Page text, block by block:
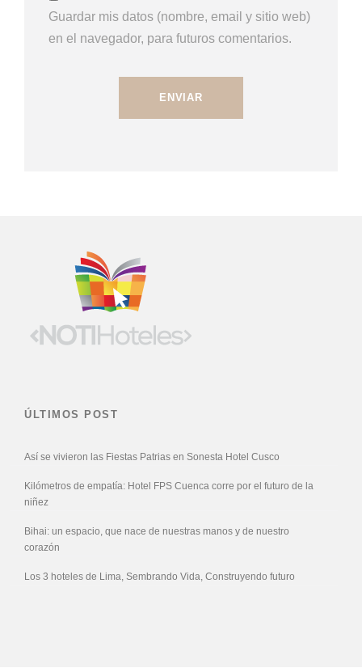
Guardar mis datos (nombre, email y sitio web)
en el navegador, para futuros comentarios.
ÚLTIMOS POST
Así se vivieron las Fiestas Patrias en Sonesta Hotel Cusco
Kilómetros de empatía: Hotel FPS Cuenca corre por el futuro de la
niñez
Bihai: un espacio, que nace de nuestras manos y de nuestro
corazón
Los 3 hoteles de Lima, Sembrando Vida, Construyendo futuro